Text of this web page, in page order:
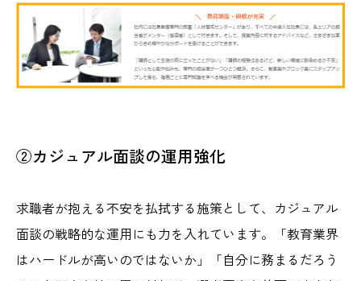
②カジュアル面談の運用強化
求職者が抱える不安を払拭する施策として、カジュアル
面談の戦略的な運用にも力を入れています。「教育業界
はハードルが高いのではないか」「自分に務まるだろう